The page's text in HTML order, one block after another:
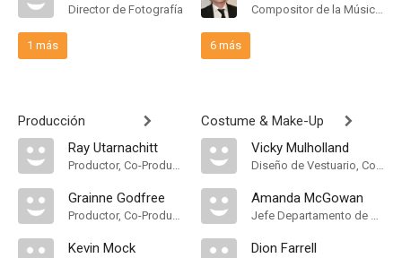
Director de Fotografía
1 más
Producción
Ray Utarnachitt
Productor, Co-Productor Ejecutivo, Productor Ejecutivo, Productor Supervisor
Grainne Godfree
Productor, Co-Productor Ejecutivo, Productor Ejecutivo, Consultor de Producción, Productor Supervisor
Kevin Mock
Compositor de la Música Original
6 más
Costume & Make-Up
Vicky Mulholland
Diseño de Vestuario, Costume Designer
Amanda McGowan
Jefe Departamento de Maquillaje
Dion Farrell